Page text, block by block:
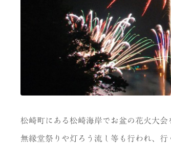
松崎町にある松崎海岸でお盆の花火大会
無縁堂祭りや灯ろう流し等も行われ、行